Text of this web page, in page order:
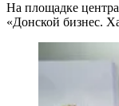
На площадке
«Донской бизнес.